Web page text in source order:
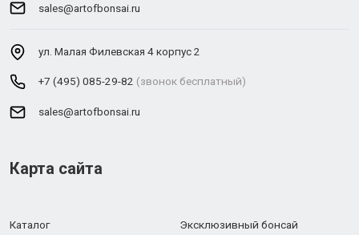
sales@artofbonsai.ru
ул. Малая Филевская 4 корпус 2
+7 (495) 085-29-82 (звонок бесплатный)
sales@artofbonsai.ru
Карта сайта
Каталог Эксклюзивный бонсай